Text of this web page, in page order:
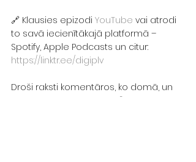
🔗 Klausies epizodi YouTube vai atrodi
to savā iecienītākajā platformā –
Spotify, Apple Podcasts un citur:
https://linktr.ee/digiplv
Droši raksti komentāros, ko domā, un
padalies ar savu stāstu! 🚀